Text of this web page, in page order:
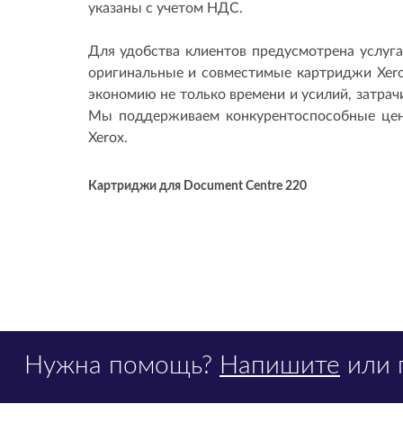
указаны с учетом НДС.
Для удобства клиентов предусмотрена
оригинальные и совместимые картриджи
экономию не только времени и усилий,
Мы поддерживаем конкурентоспособные
Xerox.
Картриджи для Document Centre 220
Нужна помощь? Напишите или